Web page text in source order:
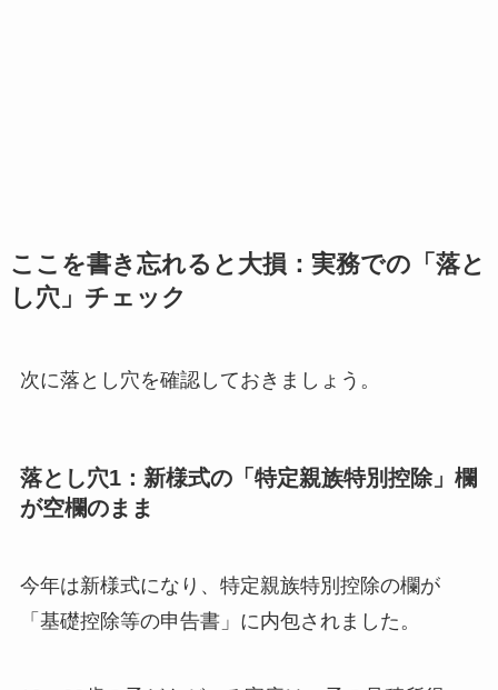
ここを書き忘れると大損：実務での「落と
し穴」チェック
次に落とし穴を確認しておきましょう。
落とし穴1：新様式の「特定親族特別控除」欄
が空欄のまま
今年は新様式になり、特定親族特別控除の欄が
「基礎控除等の申告書」に内包されました。